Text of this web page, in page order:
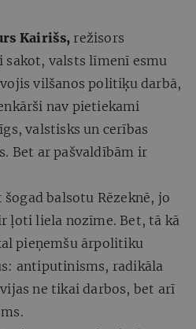
Kairišs, režisors
sakot, valsts līmenī esmu
vilšanos politiķu darbā,
nav pietiekami
valstisks un cerības
Bet ar pašvaldībām ir
balsotu Rēzeknē, jo
ļoti liela nozīme. Bet, tā kā
pieņemšu ārpolitiku
antiputinisms, radikāla
ne tikai darbos, bet arī